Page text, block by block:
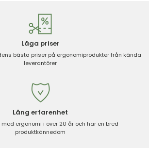
Låga priser
bästa priser på ergonomiprodukter från kända
leverantörer
Lång erfarenhet
ergonomi i över 20 år och har en bred
produktkännedom